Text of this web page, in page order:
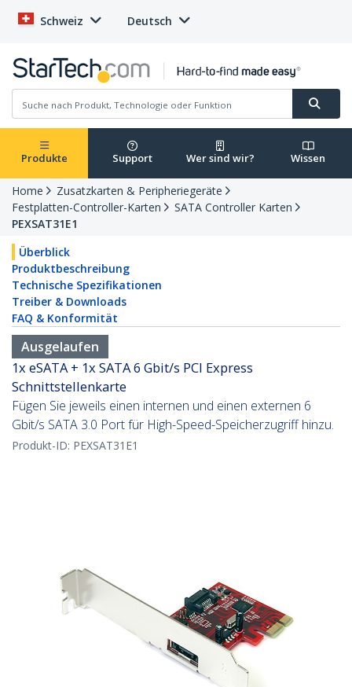
Schweiz Deutsch
Produkte Support Wer sind wir? Wissen
Home
Zusatzkarten & Peripheriegeräte
Festplatten-Controller-Karten
SATA Controller Karten
PEXSAT31E1
Überblick
Produktbeschreibung
Technische Spezifikationen
Treiber & Downloads
FAQ & Konformität
Ausgelaufen
1x eSATA + 1x SATA 6 Gbit/s PCI Express
Schnittstellenkarte
Fügen Sie jeweils einen internen und einen externen 6
Gbit/s SATA 3.0 Port für High-Speed-Speicherzugriff hinzu.
Produkt-ID: PEXSAT31E1